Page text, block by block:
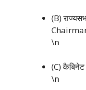
(B)
\n
(C) कैबिनेट
\n